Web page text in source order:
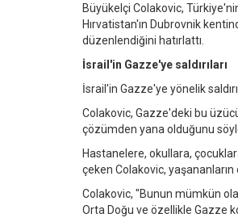
Büyükelçi Colakovic,
Hırvatistan'ın Dubrovnik
düzenlendiğini hatırlattı.
İsrail'in Gazze'ye saldırıları
İsrail'in Gazze'ye yönelik
Colakovic, Gazze'deki bu
çözümden yana olduğunu
Hastanelere, okullara,
çeken Colakovic,
Colakovic, "Bunun mümkün
Orta Doğu ve özellikle Gazze